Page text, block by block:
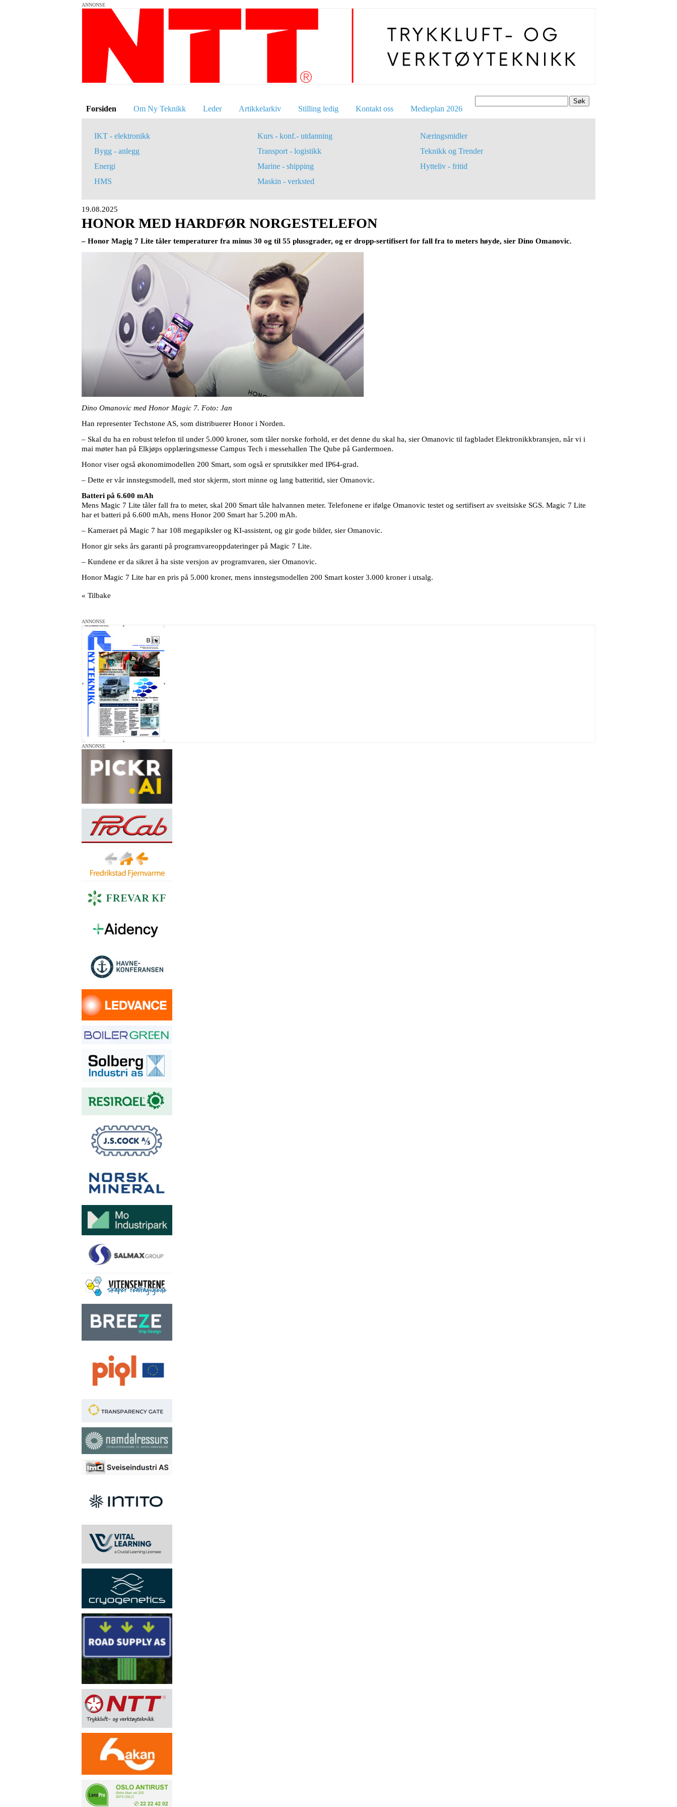
ANNONSE
Søk
Forsiden Om Ny Teknikk Leder Artikkelarkiv Stilling ledig Kontakt oss Medieplan 2026
IKT - elektronikk
Bygg - anlegg
Energi
HMS
Kurs - konf.- utdanning
Transport - logistikk
Marine - shipping
Maskin - verksted
Næringsmidler
Teknikk og Trender
Hytteliv - fritid
19.08.2025
HONOR MED HARDFØR NORGESTELEFON
– Honor Magig 7 Lite tåler temperaturer fra minus 30 og til 55 plussgrader, og er dropp-sertifisert for fall fra to meters høyde, sier Dino Omanovic.
Dino Omanovic med Honor Magic 7. Foto: Jan
Han representer Techstone AS, som distribuerer Honor i Norden.
– Skal du ha en robust telefon til under 5.000 kroner, som tåler norske forhold, er det denne du skal ha, sier Omanovic til fagbladet Elektronikkbransjen, når vi i
mai møter han på Elkjøps opplæringsmesse Campus Tech i messehallen The Qube på Gardermoen.
Honor viser også økonomimodellen 200 Smart, som også er sprutsikker med IP64-grad.
– Dette er vår innstegsmodell, med stor skjerm, stort minne og lang batteritid, sier Omanovic.
Batteri på 6.600 mAh
Mens Magic 7 Lite tåler fall fra to meter, skal 200 Smart tåle halvannen meter. Telefonene er ifølge Omanovic testet og sertifisert av sveitsiske SGS. Magic 7 Lite
har et batteri på 6.600 mAh, mens Honor 200 Smart har 5.200 mAh.
– Kameraet på Magic 7 har 108 megapiksler og KI-assistent, og gir gode bilder, sier Omanovic.
Honor gir seks års garanti på programvareoppdateringer på Magic 7 Lite.
– Kundene er da sikret å ha siste versjon av programvaren, sier Omanovic.
Honor Magic 7 Lite har en pris på 5.000 kroner, mens innstegsmodellen 200 Smart koster 3.000 kroner i utsalg.
« Tilbake
ANNONSE
ANNONSE